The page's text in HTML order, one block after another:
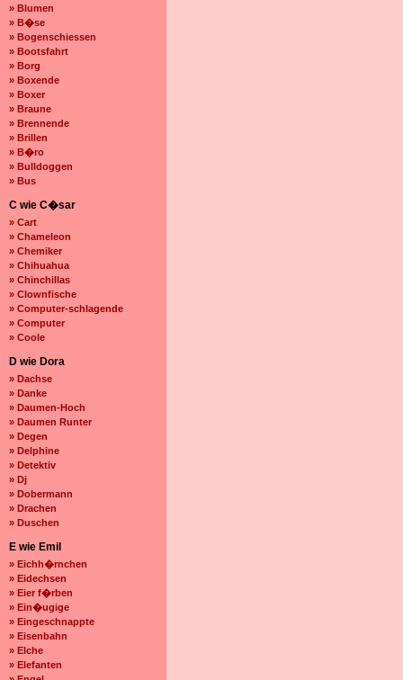
» Blumen
» B�se
» Bogenschiessen
» Bootsfahrt
» Borg
» Boxende
» Boxer
» Braune
» Brennende
» Brillen
» B�ro
» Bulldoggen
» Bus
C wie C�sar
» Cart
» Chameleon
» Chemiker
» Chihuahua
» Chinchillas
» Clownfische
» Computer-schlagende
» Computer
» Coole
D wie Dora
» Dachse
» Danke
» Daumen-Hoch
» Daumen Runter
» Degen
» Delphine
» Detektiv
» Dj
» Dobermann
» Drachen
» Duschen
E wie Emil
» Eichh�rnchen
» Eidechsen
» Eier f�rben
» Ein�ugige
» Eingeschnappte
» Eisenbahn
» Elche
» Elefanten